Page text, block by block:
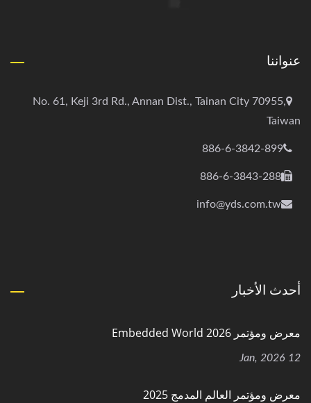
عنواننا
No. 61, Keji 3rd Rd., Annan Dist., Tainan City 70955,
Taiwan
886-6-3842-899
886-6-3843-288
info@yds.com.tw
أحدث الأخبار
معرض ومؤتمر Embedded World 2026
12 Jan, 2026
معرض ومؤتمر العالم المدمج 2025